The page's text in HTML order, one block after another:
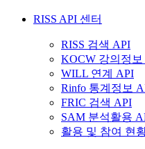
RISS API 센터
RISS 검색 API
KOCW 강의정
WILL 연계 API
Rinfo 통계정보
FRIC 검색 API
SAM 분석활용
활용 및 참여 현